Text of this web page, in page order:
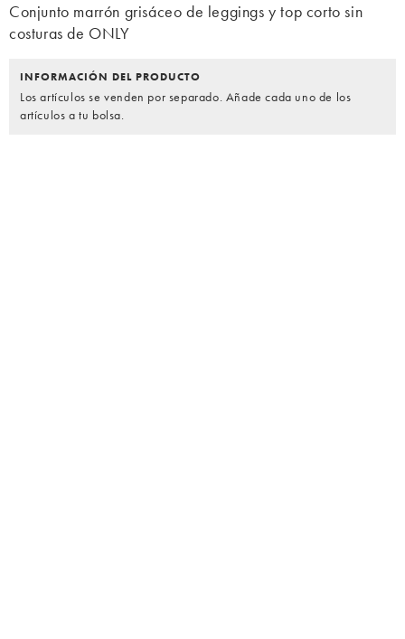
Conjunto marrón grisáceo de leggings y top corto sin
costuras de ONLY
INFORMACIÓN DEL PRODUCTO
Los artículos se venden por separado. Añade cada uno de los
artículos a tu bolsa.